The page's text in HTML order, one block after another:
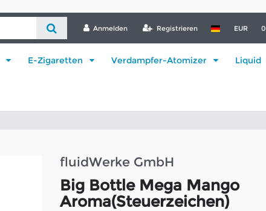
Anmelden Registrieren EUR 0
E-Zigaretten Verdampfer-Atomizer Liquid
fluidWerke GmbH
Big Bottle Mega Mango
Aroma(Steuerzeichen)